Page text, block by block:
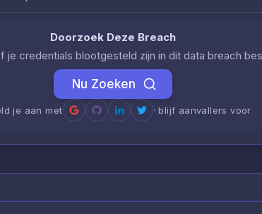
Doorzoek Deze Breach
je credentials blootgesteld zijn in dit data breach
Nu Zoeken
je aan met · blijf aanvallers voor